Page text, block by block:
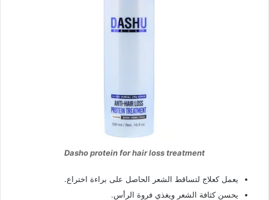
Dasho protein for hair loss treatment
يعمل كعلاج لتساقط الشعر الحاصل على براءة اختراع.
يحسن كثافة الشعر ويغذي فروة الرأس.